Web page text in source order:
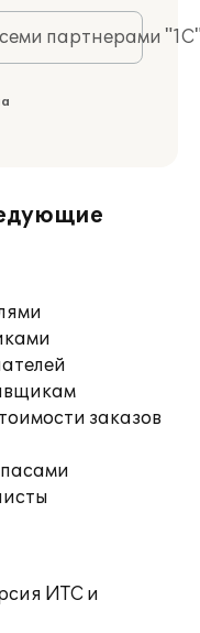
партнерами
заказов
ИТС и